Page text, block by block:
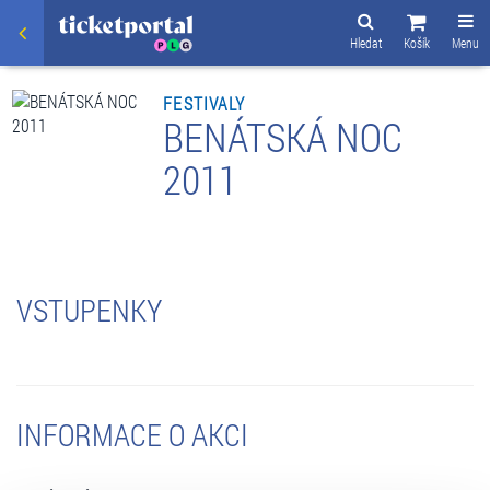
Menu
Košík
Hledat
FESTIVALY
BENÁTSKÁ NOC
2011
VSTUPENKY
INFORMACE O AKCI